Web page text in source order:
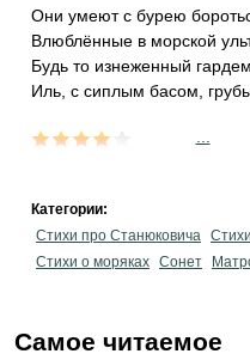
Они умеют с бурею
Влюблённые в морской
Будь то изнеженный
Иль, с сиплым басом,
Категории:
Стихи про Станюковича
Стихи о моряках Сонет
Самое читаемое